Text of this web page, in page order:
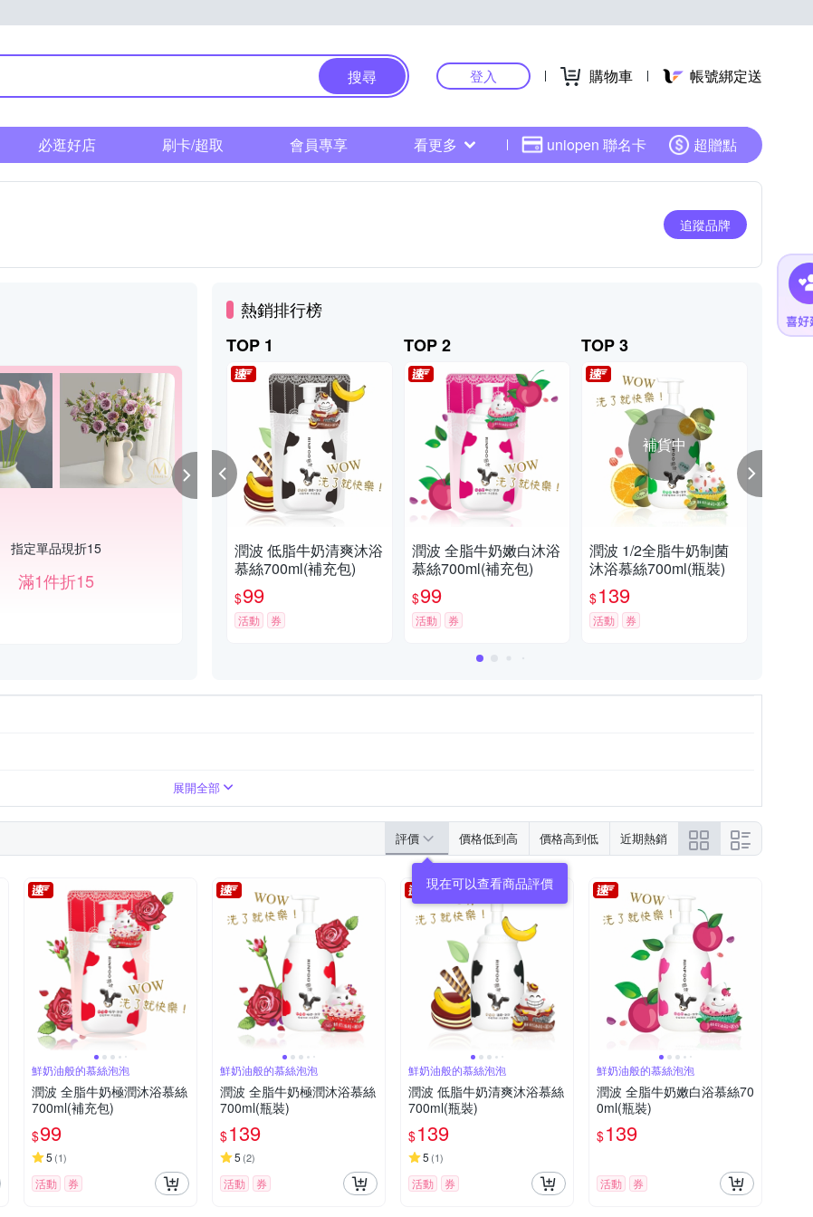
搜尋 登入 購物車 帳號綁定送
必逛好店 刷卡/超取 會員專享 看更多 uniopen 聯名卡 超贈點
追蹤品牌
指定單品現折15
滿1件折15
【心動七夕，美好成雙】滿799現折70元 (不累計，部分特價品不列入折扣)
滿額折扣活動，購物滿799元現折70元。（部份商品除外）
熱銷排行榜
TOP 1
潤波 低脂牛奶清爽沐浴
慕絲700ml(補充包)
$99
活動 券
TOP 2
潤波 全脂牛奶嫩白沐浴
慕絲700ml(補充包)
$99
活動 券
TOP 3
補貨中
潤波 1/2全脂牛奶制菌
沐浴慕絲700ml(瓶裝)
$139
活動 券
展開全部
評價 價格低到高 價格高到低 近期熱銷
現在可以查看商品評價
鮮奶油般的慕絲泡泡
潤波 全脂牛奶極潤沐浴慕絲
700ml(補充包)
$99
5 (1)
活動 券
鮮奶油般的慕絲泡泡
潤波 全脂牛奶極潤沐浴慕絲
700ml(瓶裝)
$139
5 (2)
活動 券
鮮奶油般的慕絲泡泡
潤波 低脂牛奶清爽沐浴慕絲
700ml(瓶裝)
$139
5 (1)
活動 券
鮮奶油般的慕絲泡泡
潤波 全脂牛奶嫩白浴慕絲70
0ml(瓶裝)
$139
活動 券